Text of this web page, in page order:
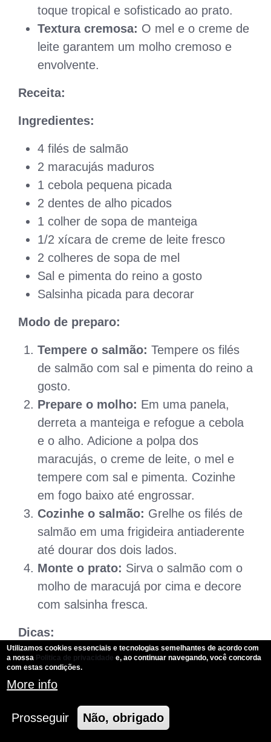
toque tropical e sofisticado ao prato.
Textura cremosa: O mel e o creme de
leite garantem um molho cremoso e
envolvente.
Receita:
Ingredientes:
4 filés de salmão
2 maracujás maduros
1 cebola pequena picada
2 dentes de alho picados
1 colher de sopa de manteiga
1/2 xícara de creme de leite fresco
2 colheres de sopa de mel
Sal e pimenta do reino a gosto
Salsinha picada para decorar
Modo de preparo:
Tempere o salmão: Tempere os filés
de salmão com sal e pimenta do reino a
gosto.
Prepare o molho: Em uma panela,
derreta a manteiga e refogue a cebola
e o alho. Adicione a polpa dos
maracujás, o creme de leite, o mel e
tempere com sal e pimenta. Cozinhe
em fogo baixo até engrossar.
Cozinhe o salmão: Grelhe os filés de
salmão em uma frigideira antiaderente
até dourar dos dois lados.
Monte o prato: Sirva o salmão com o
molho de maracujá por cima e decore
com salsinha fresca.
Dicas:
Acompanhamentos:Sirva com arroz
branco, purê de batata doce ou
Variações:Adicione um toque de
gengibre ralado ao molho para um
Utilizamos cookies essenciais e tecnologias semelhantes de acordo com
a nossa Politica de privacidade e, ao continuar navegando, você concorda
com estas condições.
More info
Prosseguir Não, obrigado